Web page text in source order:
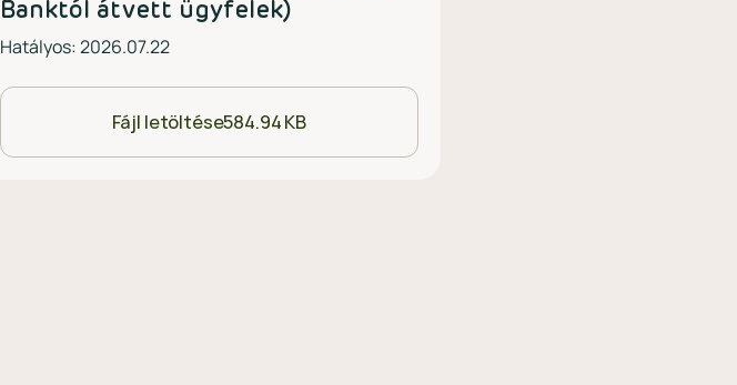
Banktól átvett ügyfelek)
Hatályos: 2026.07.22
Fájl letöltése584.94 KB